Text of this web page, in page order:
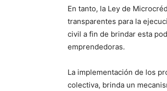
En tanto, la Ley de
transparentes para la
civil a fin de brindar esta
emprendedoras.
La implementación de los
colectiva, brinda un